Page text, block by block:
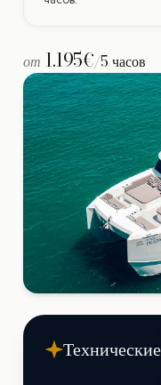
от 1.195€/5 часов